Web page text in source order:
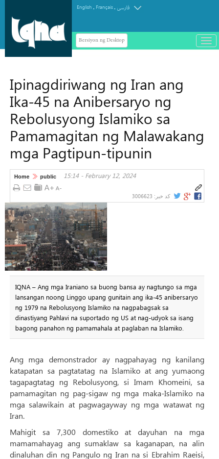
English . Français.فارسی
Bersiyon ng Desktop
باز
و
Ipinagdiriwang ng Iran ang
Ika-45 na Anibersaryo ng
Rebolusyong Islamiko sa
Pamamagitan ng Malawakang
mga Pagtipun-tipunin
Home public 15:14 - February 12, 2024
کد خبر: 3006623
IQNA – Ang mga Iraniano sa buong bansa ay nagtungo sa mga
lansangan noong Linggo upang gunitain ang ika-45 anibersaryo
ng 1979 na Rebolusyong Islamiko na nagpabagsak sa
dinastiyang Pahlavi na suportado ng US at nag-udyok sa isang
bagong panahon ng pamamahala at paglaban na Islamiko.
Ang mga demonstrador ay nagpahayag ng kanilang
katapatan sa pagtatatag na Islamiko at ang yumaong
tagapagtatag ng Rebolusyong, si Imam Khomeini, sa
pamamagitan ng pag-sigaw ng mga maka-Islamiko na
mga salawikain at pagwagayway ng mga watawat ng
Iran.
Mahigit sa 7,300 domestiko at dayuhan na mga
mamamahayag ang sumaklaw sa kaganapan, na alin
dinaluhan din ng Pangulo ng Iran na si Ebrahim Raeisi,